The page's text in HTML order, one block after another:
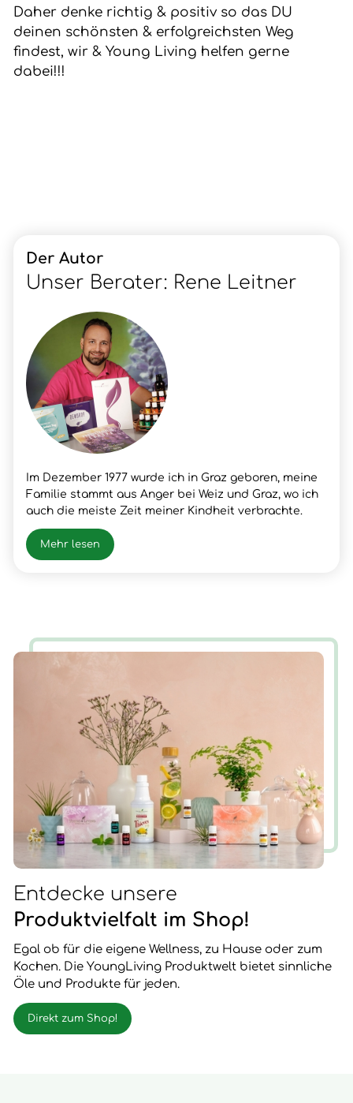
Daher denke richtig & positiv so das DU
deinen schönsten & erfolgreichsten Weg
findest, wir & Young Living helfen gerne
dabei!!!
Der Autor
Unser Berater: Rene Leitner
Im Dezember 1977 wurde ich in Graz geboren, meine
Familie stammt aus Anger bei Weiz und Graz, wo ich
auch die meiste Zeit meiner Kindheit verbrachte.
Nach meinem Schulabschluss lernte ich den Beruf
meines Vaters, Fleischer, wo ich dann auch die
Gesellen- und Meister Prüfung positiv absolvierte.
brachte. Nun ist die Zeit gekommen, wieder AUF ZU
Mehr lesen
Entdecke unsere
Produktvielfalt im Shop!
Egal ob für die eigene Wellness, zu Hause oder zum
Kochen. Die YoungLiving Produktwelt bietet sinnliche
Öle und Produkte für jeden.
Direkt zum Shop!